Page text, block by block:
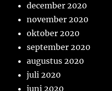
december 2020
november 2020
oktober 2020
september 2020
augustus 2020
juli 2020
juni 2020